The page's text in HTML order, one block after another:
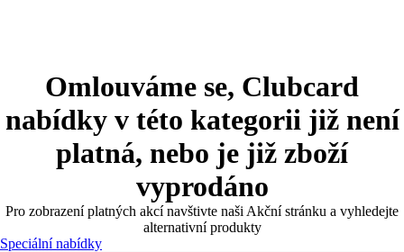
Omlouváme se, Clubcard
nabídky v této kategorii již není
platná, nebo je již zboží
vyprodáno
Pro zobrazení platných akcí navštivte naši Akční stránku a vyhledejte
alternativní produkty
Speciální nabídky